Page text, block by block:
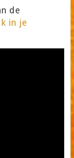
de
in je